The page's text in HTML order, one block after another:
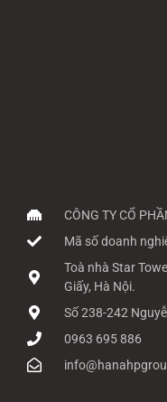
CÔNG TY CỔ
Mã số doanh
Toà nhà Star
Giấy, Hà Nội.
Số 238-242
0963 695 886